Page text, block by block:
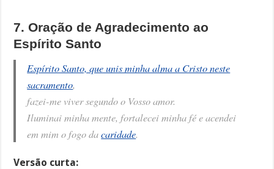
7. Oração de Agradecimento ao
Espírito Santo
Espírito Santo, que unis minha alma a Cristo neste
sacramento,
fazei-me viver segundo o Vosso amor.
Iluminai minha mente, fortalecei minha fé e acendei
em mim o fogo dacaridade.
Versão curta: